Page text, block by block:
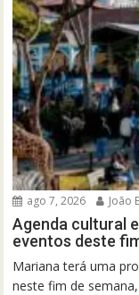
ago 7, 2026 João
Agenda cultural
eventos deste
Mariana terá uma
neste fim de